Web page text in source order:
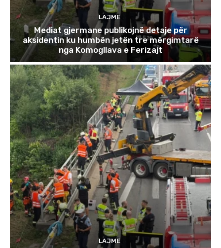
LAJME
Mediat gjermane publikojnë detaje për
aksidentin ku humbën jetën tre mërgimtarë
nga Komogllava e Ferizajt
LAJME